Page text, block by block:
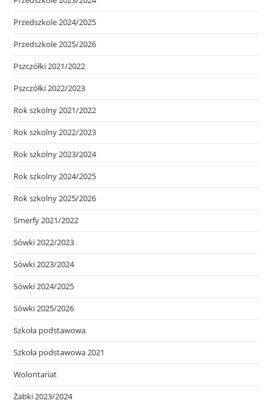
Przedszkole 2024/2025
Przedszkole 2025/2026
Pszczółki 2021/2022
Pszczółki 2022/2023
Rok szkolny 2021/2022
Rok szkolny 2022/2023
Rok szkolny 2023/2024
Rok szkolny 2024/2025
Rok szkolny 2025/2026
Smerfy 2021/2022
Sówki 2022/2023
Sówki 2023/2024
Sówki 2024/2025
Sówki 2025/2026
Szkoła podstawowa
Szkoła podstawowa 2021
Wolontariat
Żabki 2023/2024